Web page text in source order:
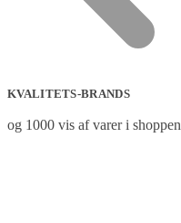
KVALITETS-BRANDS
og 1000 vis af varer i shoppen